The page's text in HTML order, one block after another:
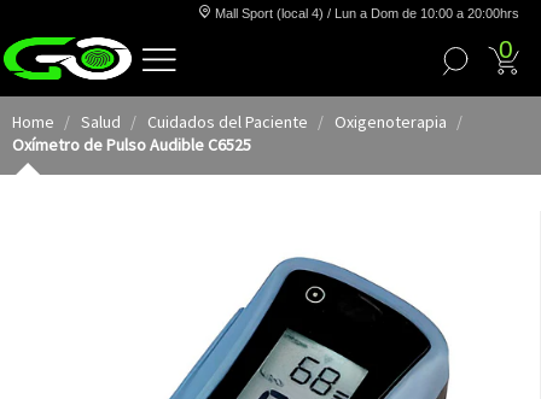
Mall Sport (local 4) / Lun a Dom de 10:00 a 20:00hrs
0
Home Salud Cuidados del Paciente
Oxigenoterapia
Oxímetro de Pulso Audible C6525